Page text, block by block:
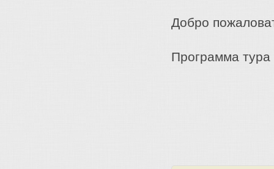
Добро
Программа тура